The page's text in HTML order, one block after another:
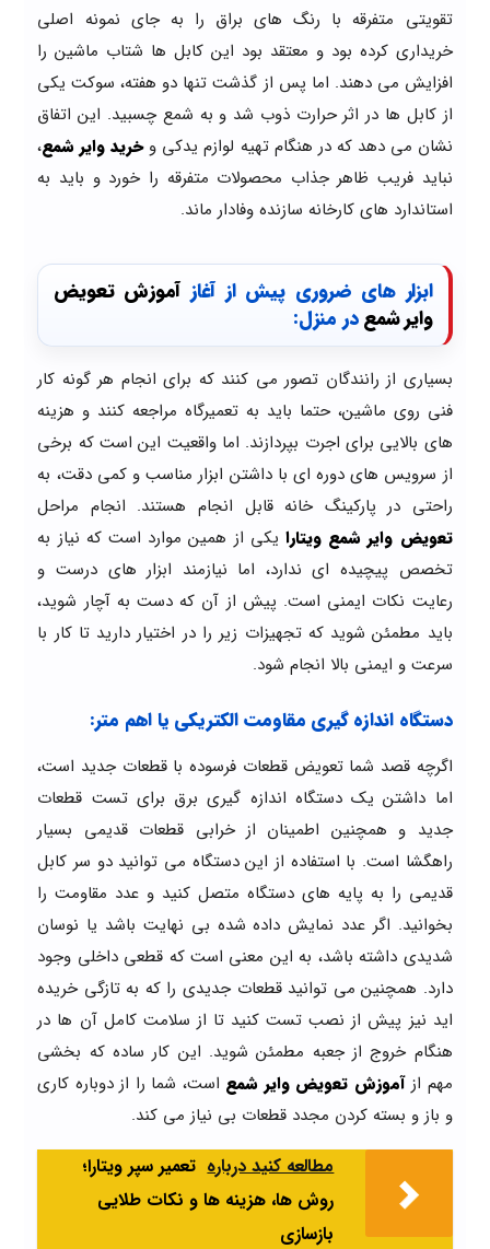
تقویتی متفرقه با رنگ های براق را به جای نمونه اصلی
خریداری کرده بود و معتقد بود این کابل ها شتاب ماشین را
افزایش می دهند. اما پس از گذشت تنها دو هفته، سوکت یکی
از کابل ها در اثر حرارت ذوب شد و به شمع چسبید. این اتفاق
نشان می دهد که در هنگام تهیه لوازم یدکی وخرید وایر شمع،
نباید فریب ظاهر جذاب محصولات متفرقه را خورد و باید به
استاندارد های کارخانه سازنده وفادار ماند.
ابزار های ضروری پیش از آغاز آموزش تعویض
وایر شمعدر منزل:
بسیاری از رانندگان تصور می کنند که برای انجام هر گونه کار
فنی روی ماشین، حتما باید به تعمیرگاه مراجعه کنند و هزینه
های بالایی برای اجرت بپردازند. اما واقعیت این است که برخی
از سرویس های دوره ای با داشتن ابزار مناسب و کمی دقت، به
راحتی در پارکینگ خانه قابل انجام هستند. انجام مراحل
تعویض وایر شمع ویتارا یکی از همین موارد است که نیاز به
تخصص پیچیده ای ندارد، اما نیازمند ابزار های درست و
رعایت نکات ایمنی است. پیش از آن که دست به آچار شوید،
باید مطمئن شوید که تجهیزات زیر را در اختیار دارید تا کار با
سرعت و ایمنی بالا انجام شود.
دستگاه اندازه گیری مقاومت الکتریکی یا اهم متر:
اگرچه قصد شما تعویض قطعات فرسوده با قطعات جدید است،
اما داشتن یک دستگاه اندازه گیری برق برای تست قطعات
جدید و همچنین اطمینان از خرابی قطعات قدیمی بسیار
راهگشا است. با استفاده از این دستگاه می توانید دو سر کابل
قدیمی را به پایه های دستگاه متصل کنید و عدد مقاومت را
بخوانید. اگر عدد نمایش داده شده بی نهایت باشد یا نوسان
شدیدی داشته باشد، به این معنی است که قطعی داخلی وجود
دارد. همچنین می توانید قطعات جدیدی را که به تازگی خریده
اید نیز پیش از نصب تست کنید تا از سلامت کامل آن ها در
هنگام خروج از جعبه مطمئن شوید. این کار ساده که بخشی
مهم ازآموزش تعویض وایر شمع است، شما را از دوباره کاری
و باز و بسته کردن مجدد قطعات بی نیاز می کند.
مطالعه کنید درباره‌ تعمیر سپر ویتارا؛
روش ها، هزینه ها و نکات طلایی
بازسازی